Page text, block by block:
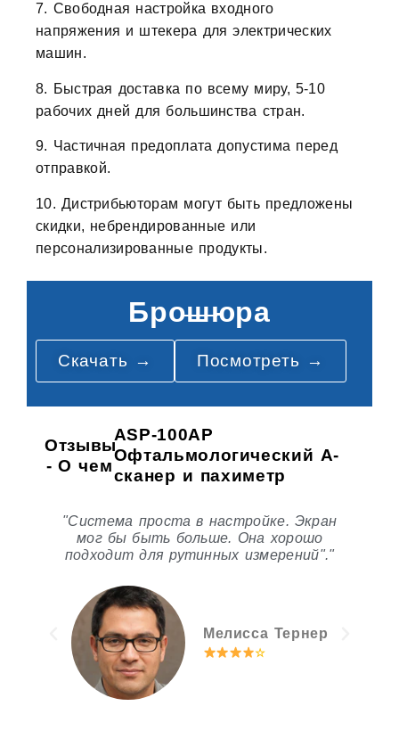
7. Свободная настройка входного
напряжения и штекера для электрических
машин.
8. Быстрая доставка по всему миру, 5-10
рабочих дней для большинства стран.
9. Частичная предоплата допустима перед
отправкой.
10. Дистрибьюторам могут быть предложены
скидки, небрендированные или
персонализированные продукты.
Брошюра
Скачать → Посмотреть →
Отзывы
- О чем
ASP-100AP
Офтальмологический А-
сканер и пахиметр
"Система проста в настройке. Экран
мог бы быть больше. Она хорошо
подходит для рутинных измерений"."
Мелисса Тернер
☆